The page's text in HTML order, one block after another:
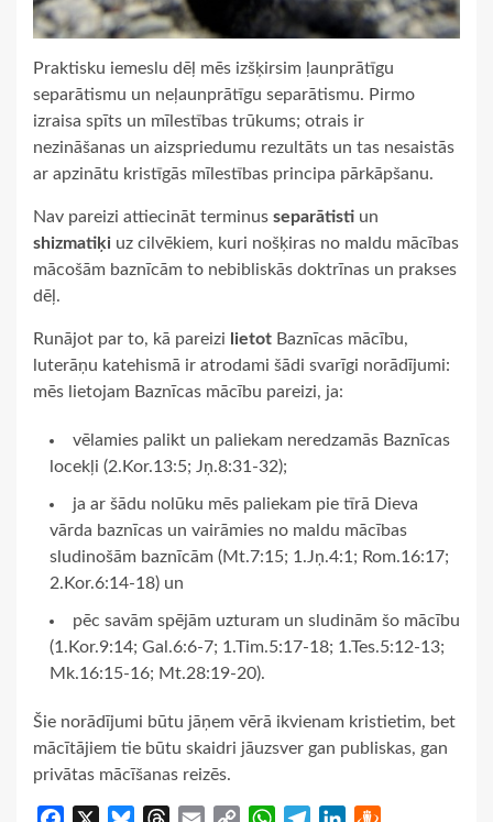
Praktisku iemeslu dēļ mēs izšķirsim ļaunprātīgu
separātismu un neļaunprātīgu separātismu. Pirmo
izraisa spīts un mīlestības trūkums; otrais ir
nezināšanas un aizspriedumu rezultāts un tas nesaistās
ar apzinātu kristīgās mīlestības principa pārkāpšanu.
Nav pareizi attiecināt terminus separātisti un
shizmatiķi uz cilvēkiem, kuri nošķiras no maldu mācības
mācošām baznīcām to nebibliskās doktrīnas un prakses
dēļ.
Runājot par to, kā pareizi lietot Baznīcas mācību,
luterāņu katehismā ir atrodami šādi svarīgi norādījumi:
mēs lietojam Baznīcas mācību pareizi, ja:
vēlamies palikt un paliekam neredzamās Baznīcas
locekļi (2.Kor.13:5; Jņ.8:31-32);
ja ar šādu nolūku mēs paliekam pie tīrā Dieva
vārda baznīcas un vairāmies no maldu mācības
sludinošām baznīcām (Mt.7:15; 1.Jņ.4:1; Rom.16:17;
2.Kor.6:14-18) un
pēc savām spējām uzturam un sludinām šo mācību
(1.Kor.9:14; Gal.6:6-7; 1.Tim.5:17-18; 1.Tes.5:12-13;
Mk.16:15-16; Mt.28:19-20).
Šie norādījumi būtu jāņem vērā ikvienam kristietim, bet
mācītājiem tie būtu skaidri jāuzsver gan publiskas, gan
privātas mācīšanas reizēs.